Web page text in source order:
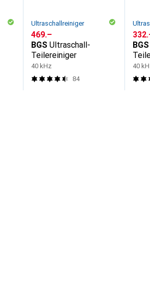
Ultraschallreiniger
CHF
469.–
BGS Ultraschall-
Teilereiniger
40 kHz
84
CHF
BGS
40